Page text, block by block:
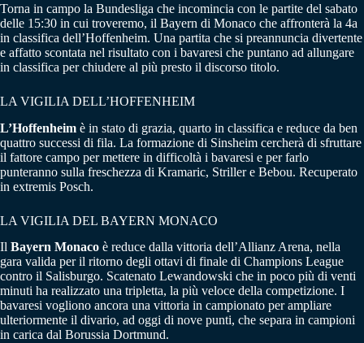
Torna in campo la Bundesliga che incomincia con le partite del sabato
delle 15:30 in cui troveremo, il Bayern di Monaco che affronterà la 4a
in classifica dell’Hoffenheim. Una partita che si preannuncia divertente
e affatto scontata nel risultato con i bavaresi che puntano ad allungare
in classifica per chiudere al più presto il discorso titolo.
LA VIGILIA DELL’HOFFENHEIM
L’Hoffenheim è in stato di grazia, quarto in classifica e reduce da ben
quattro successi di fila. La formazione di Sinsheim cercherà di sfruttare
il fattore campo per mettere in difficoltà i bavaresi e per farlo
punteranno sulla freschezza di Kramaric, Striller e Bebou. Recuperato
in extremis Posch.
LA VIGILIA DEL BAYERN MONACO
Il Bayern Monaco è reduce dalla vittoria dell’Allianz Arena, nella
gara valida per il ritorno degli ottavi di finale di Champions League
contro il Salisburgo. Scatenato Lewandowski che in poco più di venti
minuti ha realizzato una tripletta, la più veloce della competizione. I
bavaresi vogliono ancora una vittoria in campionato per ampliare
ulteriormente il divario, ad oggi di nove punti, che separa in campioni
in carica dal Borussia Dortmund.